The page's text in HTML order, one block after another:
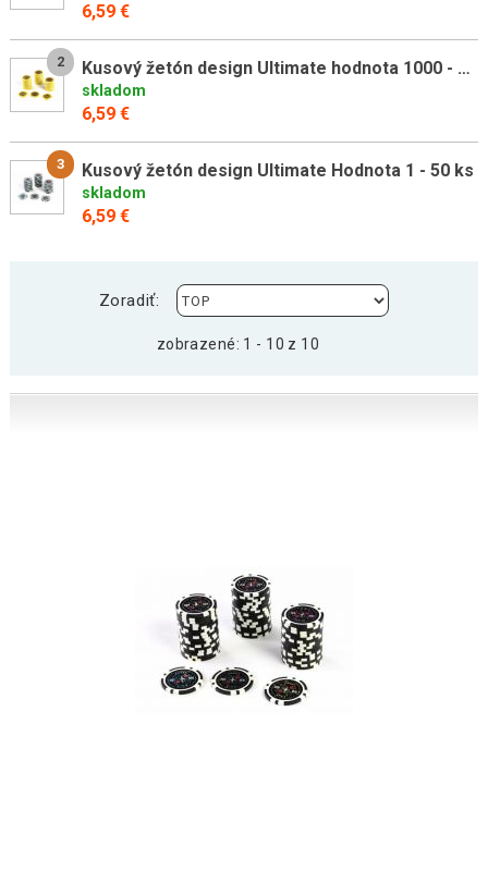
6,59 €
2 Kusový žetón design Ultimate hodnota 1000 - 50 ks
skladom
6,59 €
3 Kusový žetón design Ultimate Hodnota 1 - 50 ks
skladom
6,59 €
Zoradiť:
zobrazené: 1 - 10 z 10